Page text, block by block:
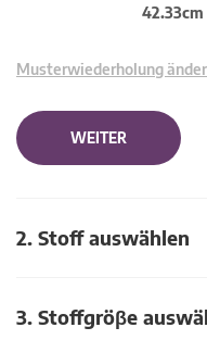
Musterwiederholung
WEITER
2. Stoff auswählen
3. Stoffgröβe